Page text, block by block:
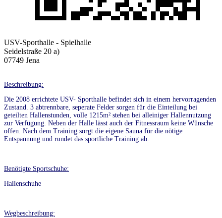
USV-Sporthalle - Spielhalle
Seidelstraße 20 a)
07749 Jena
Beschreibung:
Die 2008 errichtete USV- Sporthalle befindet sich in einem hervorragenden
Zustand. 3 abtrennbare, seperate Felder sorgen für die Einteilung bei
geteilten Hallenstunden, volle 1215m² stehen bei alleiniger Hallennutzung
zur Verfügung. Neben der Halle lässt auch der Fitnessraum keine Wünsche
offen. Nach dem Training sorgt die eigene Sauna für die nötige
Entspannung und rundet das sportliche Training ab.
Benötigte Sportschuhe:
Hallenschuhe
Wegbeschreibung: